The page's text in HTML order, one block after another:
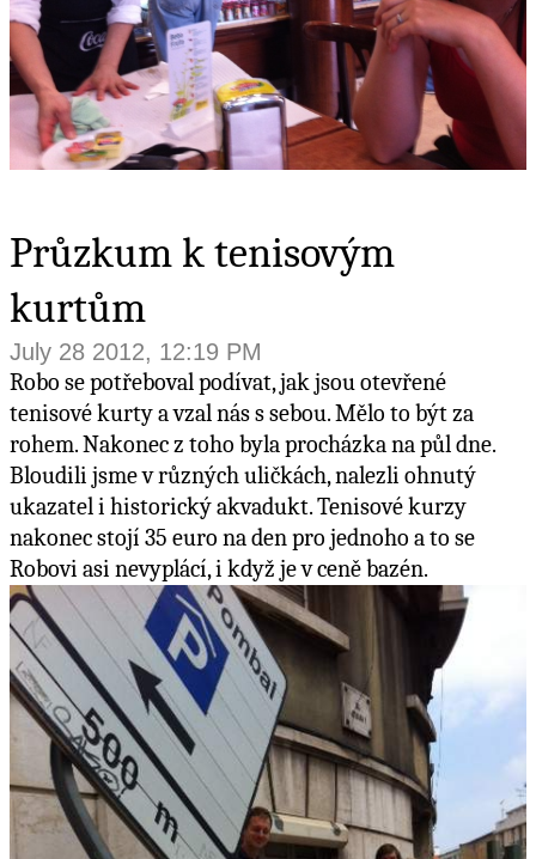
Průzkum k tenisovým
kurtům
July 28 2012, 12:19 PM
Robo se potřeboval podívat, jak jsou otevřené
tenisové kurty a vzal nás s sebou. Mělo to být za
rohem. Nakonec z toho byla procházka na půl dne.
Bloudili jsme v různých uličkách, nalezli ohnutý
ukazatel i historický akvadukt. Tenisové kurzy
nakonec stojí 35 euro na den pro jednoho a to se
Robovi asi nevyplácí, i když je v ceně bazén.